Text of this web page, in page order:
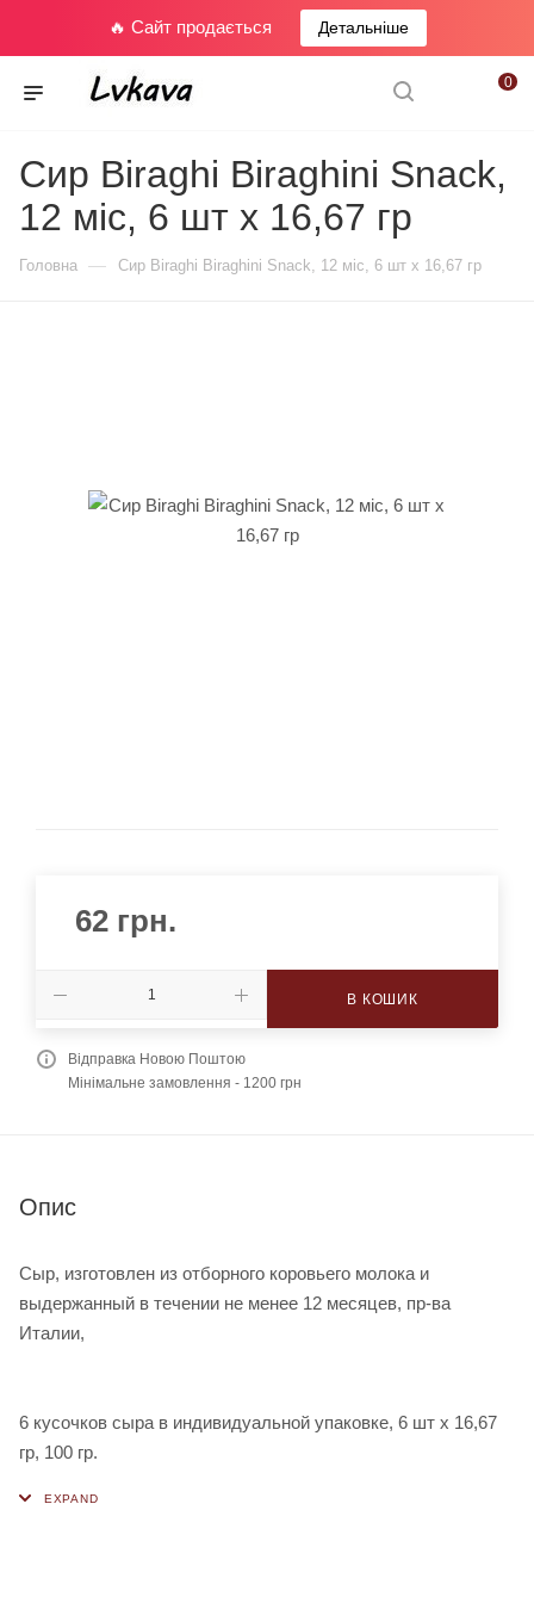
🔥 Сайт продається Детальніше
0
Сир Biraghi Biraghini Snack,
12 міс, 6 шт х 16,67 гр
Головна — Сир Biraghi Biraghini Snack, 12 міс, 6 шт х 16,67 гр
62 грн.
В КОШИК
Відправка Новою Поштою
Мінімальне замовлення - 1200 грн
Опис
Сыр, изготовлен из отборного коровьего молока и
выдержанный в течении не менее 12 месяцев, пр-ва
Италии,
6 кусочков сыра в индивидуальной упаковке, 6 шт х 16,67
гр, 100 гр.